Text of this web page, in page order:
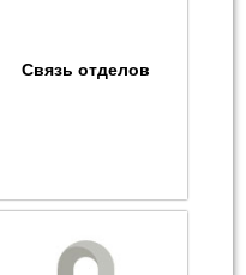
Связь отделов